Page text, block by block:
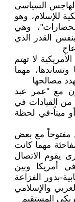
السياسي
للإسلام، وهو
وهي
القدر الذي
لا تهتم
وتساندها، مهما
مصالحها
مع "عمر عبد
من القيادات في
ميتاً-في لحظة
مفتوحاً مع بعض
مهما كانت
يقوم الاتصال
أمريكا وبين
بدور الفزاعة
والإسلامي
المستقيم